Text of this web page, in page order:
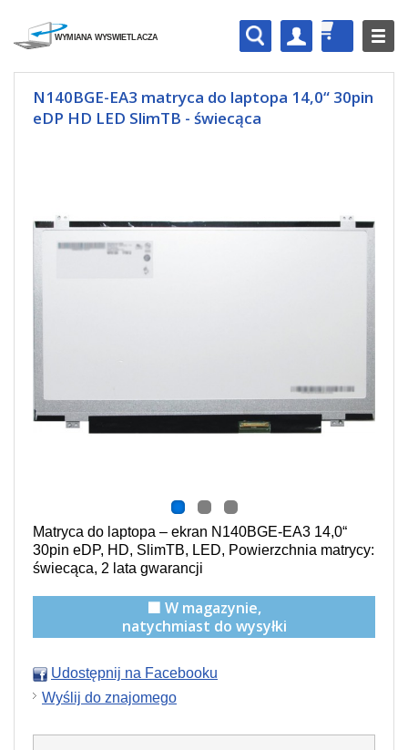
N140BGE-EA3 matryca do laptopa 14,0“ 30pin
eDP HD LED SlimTB - świecąca
Matryca do laptopa – ekran N140BGE-EA3 14,0“
30pin eDP, HD, SlimTB, LED, Powierzchnia matrycy:
świecąca, 2 lata gwarancji
🟩 W magazynie,
natychmiast do wysyłki
Udostępnij na Facebooku
Wyślij do znajomego